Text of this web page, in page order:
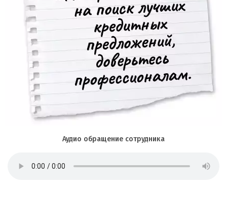
Аудио обращение сотрудника